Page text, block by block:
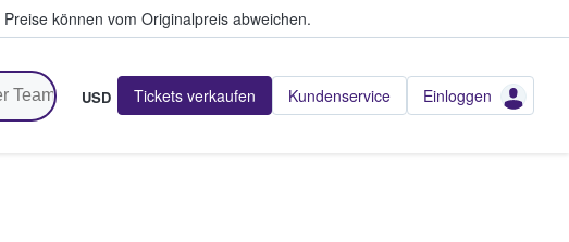
Preise können vom Originalpreis abweichen.
USD Tickets verkaufen Kundenservice Einloggen